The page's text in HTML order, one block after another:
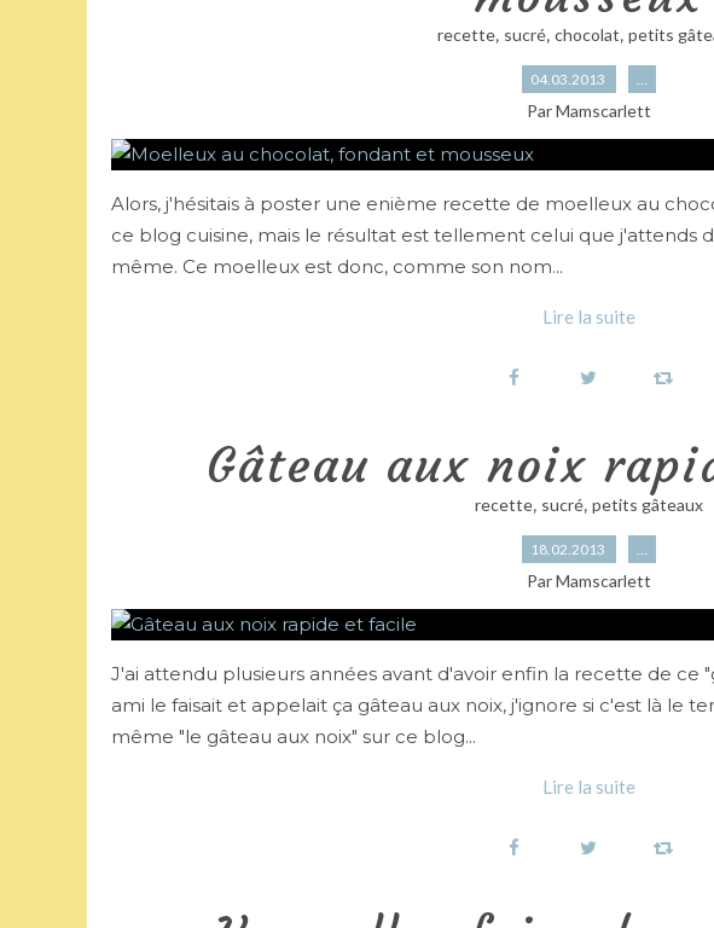
recette, sucré, chocolat, petits
04.03.2013 …
Par Mamscarlett
Alors, j'hésitais à poster une enième recette de moelleux au
ce blog cuisine, mais le résultat est tellement celui que j'attends
même. Ce moelleux est donc, comme son nom...
Lire la suite
Gâteau aux noix
recette, sucré, petits gâteaux
18.02.2013 …
Par Mamscarlett
J'ai attendu plusieurs années avant d'avoir enfin la recette de ce
ami le faisait et appelait ça gâteau aux noix, j'ignore si c'est là le
même "le gâteau aux noix" sur ce blog...
Lire la suite